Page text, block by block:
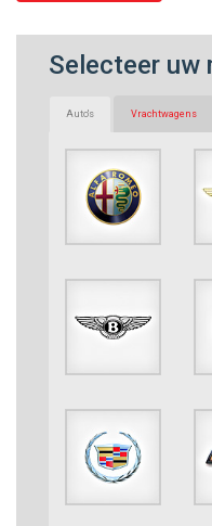
Selecteer uw
Auto's Vrachtwagens